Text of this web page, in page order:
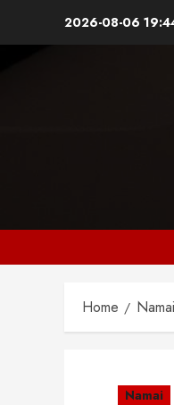
2026-08-06
Home Namai
Namai